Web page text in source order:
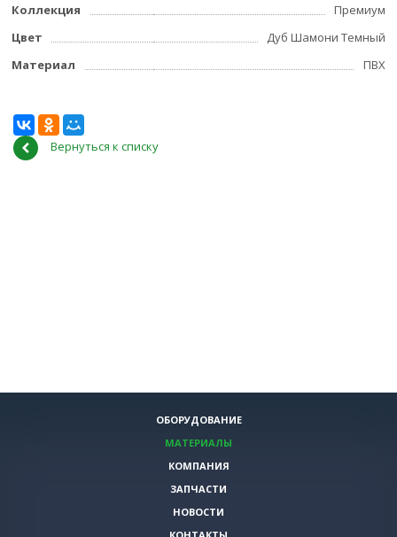
Коллекция
Премиум
Цвет
Дуб Шамони Темный
Материал
ПВХ
Вернуться к списку
ОБОРУДОВАНИЕ
МАТЕРИАЛЫ
КОМПАНИЯ
ЗАПЧАСТИ
НОВОСТИ